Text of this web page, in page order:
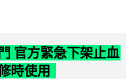
官方緊急下架止血
時使用